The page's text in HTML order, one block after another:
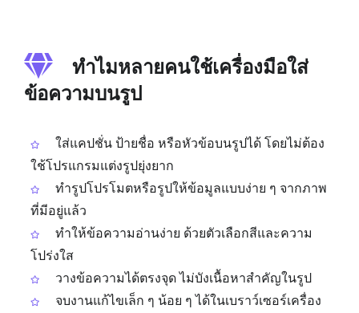
ทำไมหลายคนใช้เครื่องมือใส่
ข้อความบนรูป
ใส่แคปชั่น ป้ายชื่อ หรือหัวข้อบนรูปได้ โดยไม่ต้อง
ใช้โปรแกรมแต่งรูปยุ่งยาก
ทำรูปโปรโมตหรือรูปให้ข้อมูลแบบง่าย ๆ จากภาพ
ที่มีอยู่แล้ว
ทำให้ข้อความอ่านง่าย ด้วยตัวเลือกสีและความ
โปร่งใส
วางข้อความได้ตรงจุด ไม่บังเนื้อหาสำคัญในรูป
จบงานแก้ไขเล็ก ๆ น้อย ๆ ได้ในเบราว์เซอร์เครื่อง